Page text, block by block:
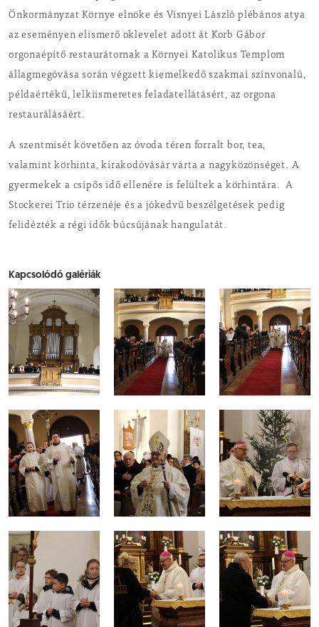
Önkormányzat Környe elnöke és Visnyei László plébános atya
az eseményen elismerő oklevelet adott át Korb Gábor
orgonaépítő restaurátornak a Környei Katolikus Templom
állagmegóvása során végzett kiemelkedő szakmai színvonalú,
példaértékű, lelkiismeretes feladatellátásért, az orgona
restaurálásáért.
A szentmisét követően az óvoda téren forralt bor, tea,
valamint körhinta, kirakodóvásár várta a nagyközönséget. A
gyermekek a csípős idő ellenére is felültek a körhintára. A
Stockerei Trio térzenéje és a jókedvű beszélgetések pedig
felidézték a régi idők búcsújának hangulatát.
Kapcsolódó galériák